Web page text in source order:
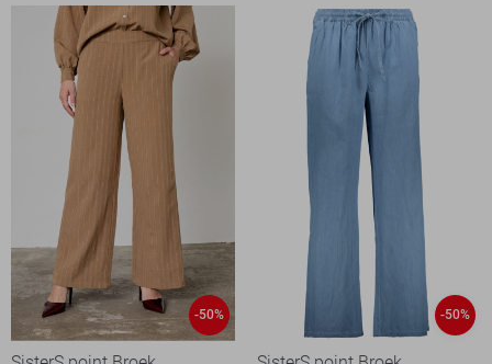
-50% -50%